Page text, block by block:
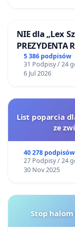
NIE dla „Lex
PREZYDENTA
5 386 podpisów
31 Podpisy / 24
6 Jul 2026
List poparcia
ze
40 278 podpisów
27 Podpisy / 24
30 Nov 2025
Stop